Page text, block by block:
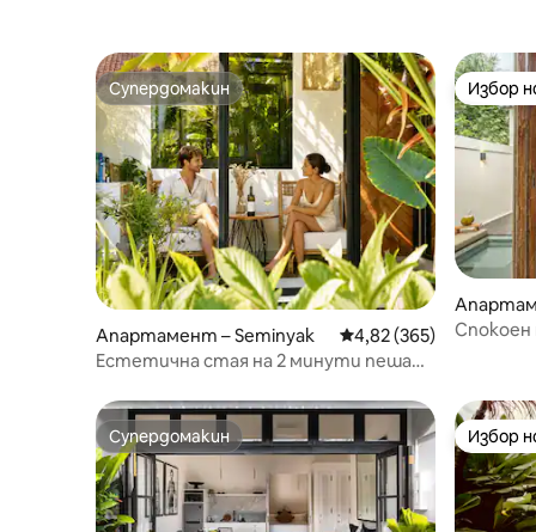
Супердомакин
Супердомакин
Апартамент – Seminyak Средна оценка: 4,82
4,82 (365)
Естетична стая на 2 минути пеша
Избор
Избор
ngwi
Спокоен
Супердомакин
Супердомакин Избор
Избор